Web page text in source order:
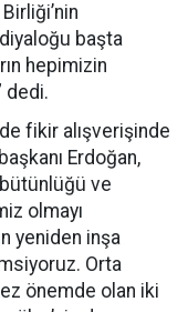
başta
hepimizin
dedi.
fikir alışverişinde
Erdoğan,
ve
olmayı
yeniden inşa
Orta
önemde olan iki